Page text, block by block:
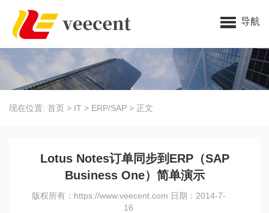
导航
现在位置: 首页 > IT > ERP/SAP > 正文
Lotus Notes订单同步到ERP（SAP
Business One）简单演示
版权所有：https://www.veecent.com 日期：2014-7-
16